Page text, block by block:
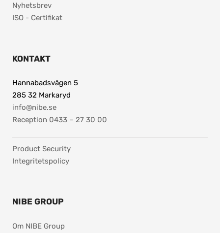
Nyhetsbrev
ISO - Certifikat
KONTAKT
Hannabadsvägen 5
285 32 Markaryd
info@nibe.se
Reception 0433 – 27 30 00
Product Security
Integritetspolicy
NIBE GROUP
Om NIBE Group